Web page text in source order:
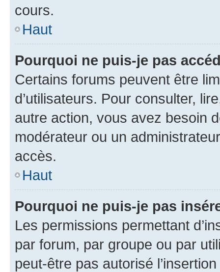
cours.
Haut
Pourquoi ne puis-je pas
Certains forums peuvent être
d’utilisateurs. Pour consulter,
autre action, vous avez besoin
modérateur ou un
accès.
Haut
Pourquoi ne puis-je pas
Les permissions permettant
par forum, par groupe ou par
peut-être pas autorisé